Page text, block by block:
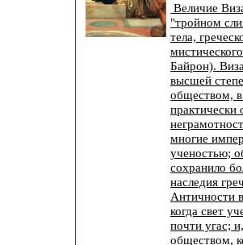
Величие
"тройном
тела,
Байрон).
высшей
обществом,
практически
многие
ученостью;
сохранило
наследия
Античности
когда свет
почти угас;
обществом,